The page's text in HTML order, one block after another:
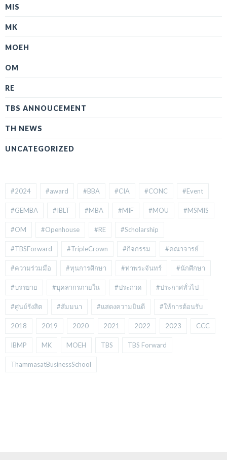
MIS
MK
MOEH
OM
RE
TBS ANNOUCEMENT
TH NEWS
UNCATEGORIZED
#2024 #award #BBA #CIA #CONC #Event
#GEMBA #IBLT #MBA #MIF #MOU #MSMIS
#OM #Openhouse #RE #Scholarship
#TBSForward #TripleCrown #กิจกรรม #คณาจารย์
#ความร่วมมือ #ทุนการศึกษา #ท่าพระจันทร์ #นักศึกษา
#บรรยาย #บุคลากรภายใน #ประกวด #ประกาศทั่วไป
#ศูนย์รังสิต #สัมมนา #แสดงความยินดี #ให้การต้อนรับ
2018 2019 2020 2021 2022 2023 CCC
IBMP MK MOEH TBS TBS Forward
ThammasatBusinessSchool